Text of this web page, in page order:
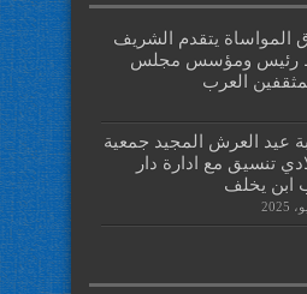
المواساة يتقدم الشريف
رئيس ومؤسس مجلس
العرب
عيد العرش المجيد جمعية
تنسيق مع ادارة دار
ابن يخلف